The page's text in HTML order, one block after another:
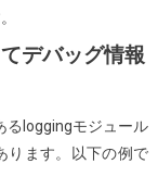
デバッグ情報
るloggingモジュール
ります。以下の例で